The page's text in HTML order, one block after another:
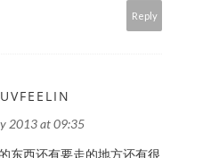
Reply
2013 at 09:35
东西还有要走的地方还有很